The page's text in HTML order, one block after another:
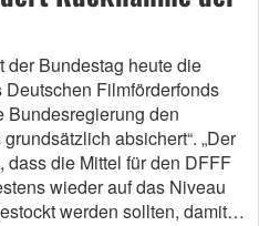
der Bundestag heute die
Filmförderfonds
Bundesregierung den
absichert“. „Der
dass die Mittel für den DFFF
wieder auf das Niveau
werden sollten, damit…